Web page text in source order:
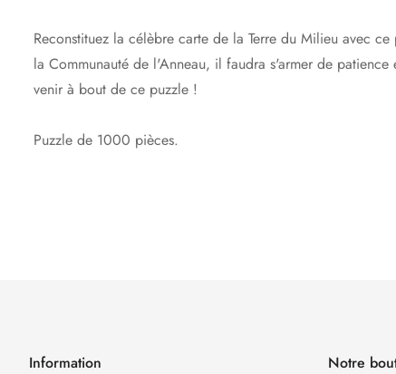
Reconstituez la célèbre carte de la Terre du Milieu avec
la Communauté de l'Anneau, il faudra s'armer de patience
venir à bout de ce puzzle !
Puzzle de 1000 pièces.
Information
Notre